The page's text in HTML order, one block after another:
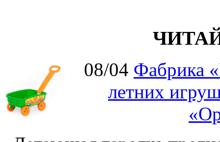
08/04 Фабрика
летних